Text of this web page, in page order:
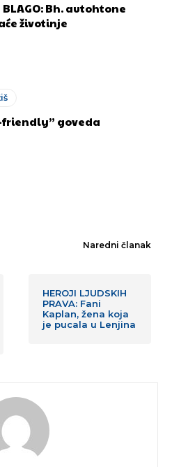
BLAGO: Bh. autohtone
životinje
friendly” goveda
Naredni članak
HEROJI LJUDSKIH
PRAVA: Fani
Kaplan, žena koja
je pucala u Lenjina